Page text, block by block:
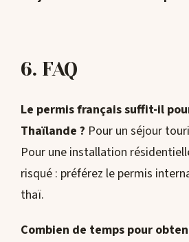
6. FAQ
Le permis français suffit-il
Thaïlande ? Pour un séjour
Pour une installation
risqué : préférez le permis
thaï.
Combien de temps pour